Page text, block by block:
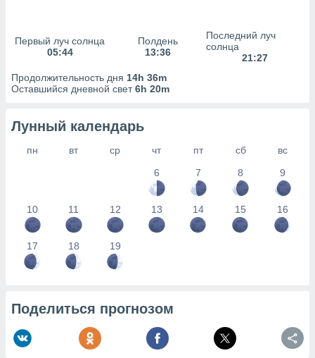
Первый луч солнца
05:44
Полдень
13:36
Последний луч
солнца
21:27
Продолжительность дня 14h 36m
Оставшийся дневной свет6h 20m
Лунный календарь
пн вт ср чт пт сб
вс
6
7 8 9
10 11 12 13 14 15 16
17 18 19
Поделиться прогнозом